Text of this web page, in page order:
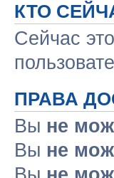
КТО
Сейчас
ПРАВА
Вы не
Вы не